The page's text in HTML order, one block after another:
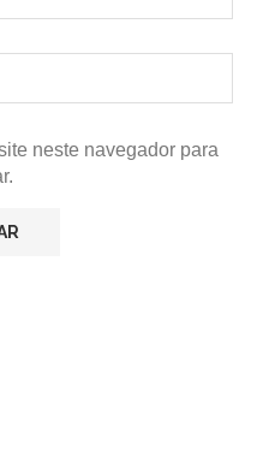
neste navegador para